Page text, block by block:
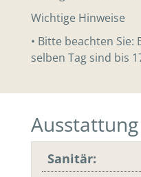
Wichtige Hinweise
• Bitte beachten
selben Tag sind bis
Ausstattung
Sanitär: